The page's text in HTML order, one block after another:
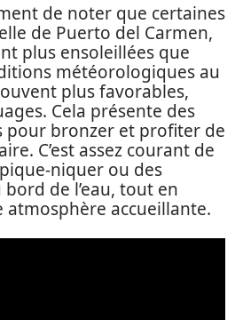
de noter que certaines
de Puerto del Carmen,
plus ensoleillées que
météorologiques au
plus favorables,
Cela présente des
pour bronzer et profiter de
C’est assez courant de
niquer ou des
de l’eau, tout en
accueillante.